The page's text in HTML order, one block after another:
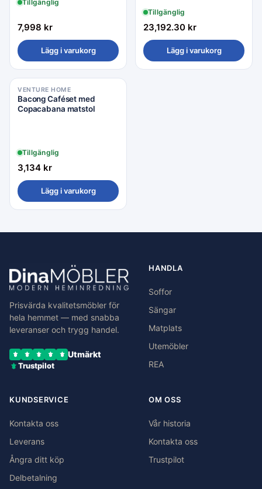
Tillgänglig
7,998 kr
Lägg i varukorg
Tillgänglig
23,192.30 kr
Lägg i varukorg
VENTURE HOME
Bacong Caféset med
Copacabana matstol
Tillgänglig
3,134 kr
Lägg i varukorg
Prisvärda kvalitetsmöbler för
hela hemmet — med snabba
leveranser och trygg handel.
Utmärkt
Trustpilot
HANDLA
Soffor
Sängar
Matplats
Utemöbler
REA
KUNDSERVICE
Kontakta oss
Leverans
Ångra ditt köp
Delbetalning
OM OSS
Vår historia
Kontakta oss
Trustpilot